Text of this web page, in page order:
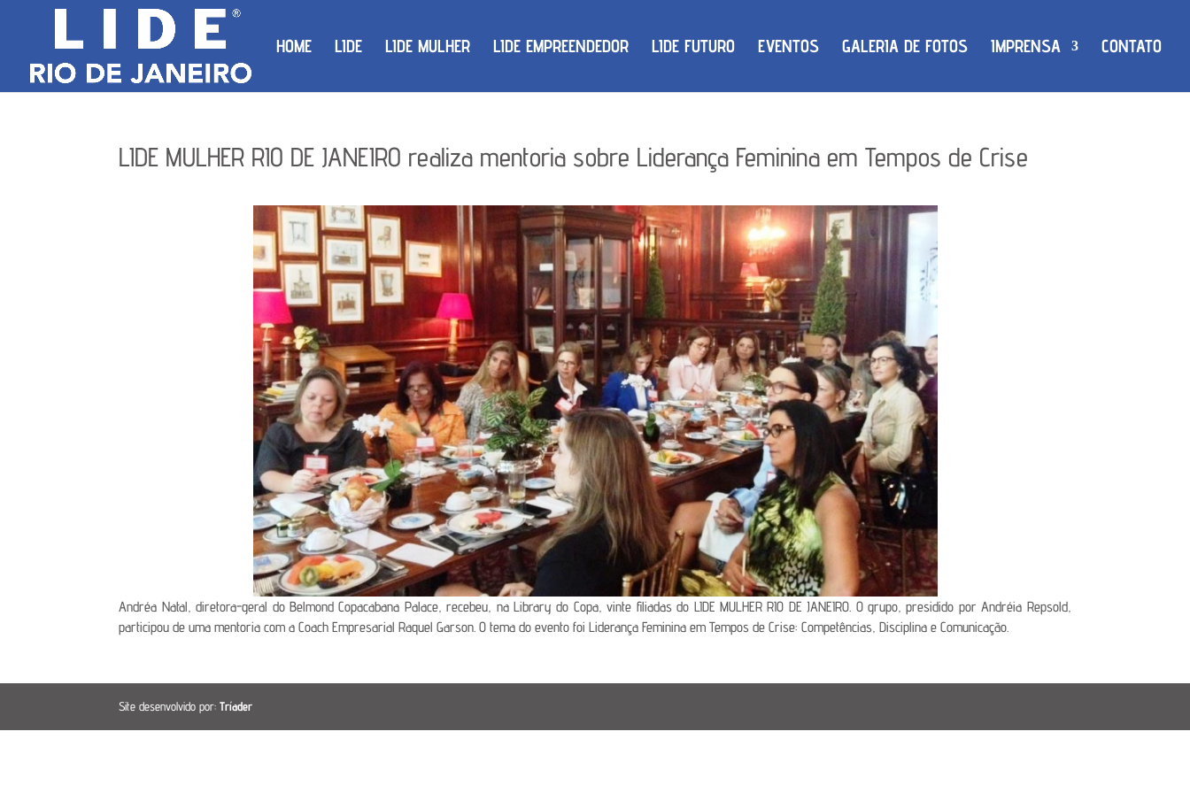
HOME LIDE LIDE MULHER LIDE EMPREENDEDOR LIDE FUTURO EVENTOS GALERIA DE FOTOS IMPRENSA CONTATO
LIDE MULHER RIO DE JANEIRO realiza mentoria sobre Liderança Feminina em Tempos de Crise
Andréa Natal, diretora-geral do Belmond Copacabana Palace, recebeu, na Library do Copa, vinte filiadas do LIDE MULHER RIO DE JANEIRO. O grupo, presidido por Andréia Repsold,
participou de uma mentoria com a Coach Empresarial Raquel Garson. O tema do evento foi Liderança Feminina em Tempos de Crise: Competências, Disciplina e Comunicação.
Site desenvolvido por:Tríader